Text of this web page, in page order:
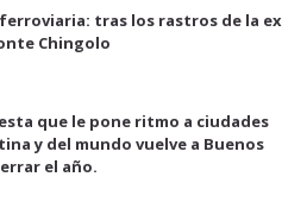
tras los rastros de la ex
Chingolo
que le pone ritmo a ciudades
y del mundo vuelve a Buenos
el año.